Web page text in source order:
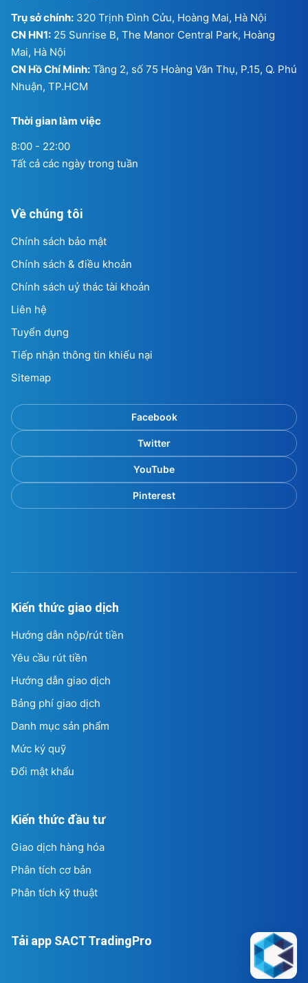
Trụ sở chính: 320 Trịnh Đình Cửu, Hoàng Mai, Hà Nội
CN HN1: 25 Sunrise B, The Manor Central Park, Hoàng
Mai, Hà Nội
CN Hồ Chí Minh: Tầng 2, số 75 Hoàng Văn Thụ, P.15, Q. Phú
Nhuận, TP.HCM
Thời gian làm việc
8:00 - 22:00
Tất cả các ngày trong tuần
Về chúng tôi
Chính sách bảo mật
Chính sách & điều khoản
Chính sách uỷ thác tài khoản
Liên hệ
Tuyển dụng
Tiếp nhận thông tin khiếu nại
Sitemap
Facebook
Twitter
YouTube
Pinterest
Kiến thức giao dịch
Hướng dẫn nộp/rút tiền
Yêu cầu rút tiền
Hướng dẫn giao dịch
Bảng phí giao dịch
Danh mục sản phẩm
Mức ký quỹ
Đổi mật khẩu
Kiến thức đầu tư
Giao dịch hàng hóa
Phân tích cơ bản
Phân tích kỹ thuật
Tải app SACT TradingPro